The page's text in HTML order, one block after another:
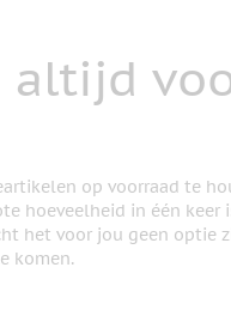
op voorraad te
hoeveelheid in één keer
het voor jou geen optie
komen.